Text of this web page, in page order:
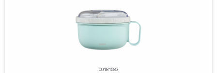
00181583